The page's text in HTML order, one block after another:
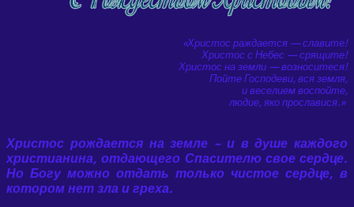
«Христос раждается — славите!
Христос с Небес — срящите!
Христос на земли — возноситеся!
Пойте Господеви, вся земля,
и веселием воспойте,
людие, яко прославися.»
Христос рождается на земле – и в душе каждого
христианина, отдающего Спасителю свое сердце.
Но Богу можно отдать только чистое сердце, в
котором нет зла и греха.